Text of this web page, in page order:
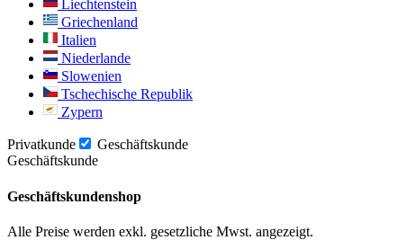
Liechtenstein
Griechenland
Italien
Niederlande
Slowenien
Tschechische Republik
Zypern
Privatkunde
Geschäftskunde
Geschäftskunde
Geschäftskundenshop
Alle Preise werden exkl. gesetzliche Mwst. angezeigt.